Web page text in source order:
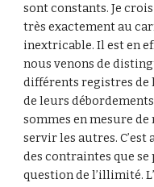
sont constants. Je
très exactement au
inextricable. Il est en
nous venons de
différents registres de
de leurs
sommes en mesure
servir les autres.
des contraintes que
question de l’illimité.